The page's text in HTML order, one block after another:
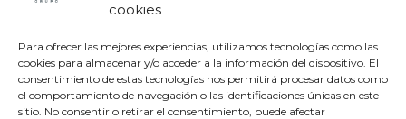
cookies
Para ofrecer las mejores experiencias, utilizamos tecnologías como las
cookies para almacenar y/o acceder a la información del dispositivo. El
consentimiento de estas tecnologías nos permitirá procesar datos como
el comportamiento de navegación o las identificaciones únicas en este
sitio. No consentir o retirar el consentimiento, puede afectar
Trabajos Verticales
Administrador de
Fincas